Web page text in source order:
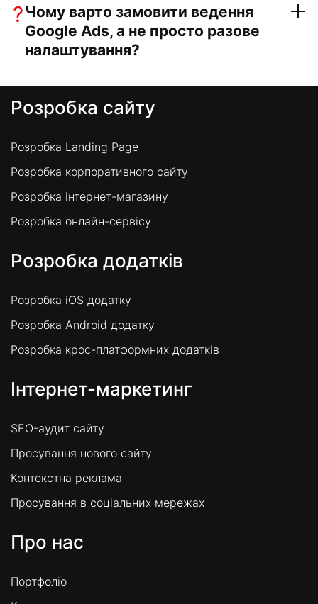
? Чому варто замовити ведення
Google Ads, а не просто разове
налаштування?
Розробка сайту
Розробка Landing Page
Розробка корпоративного сайту
Розробка інтернет-магазину
Розробка онлайн-сервісу
Розробка додатків
Розробка iOS додатку
Розробка Android додатку
Розробка крос-платформних додатків
Інтернет-маркетинг
SEO-аудит сайту
Просування нового сайту
Контекстна реклама
Просування в соціальних мережах
Про нас
Портфоліо